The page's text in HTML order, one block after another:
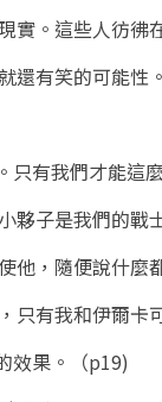
實。這些人彷
還有笑的可能性。
只有我們才能這
夥子是我們的
他，隨便說什
只有我和伊爾
效果。（p19)